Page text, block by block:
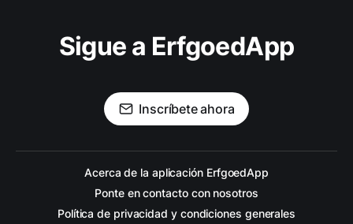
Sigue a ErfgoedApp
Inscríbete ahora
Acerca de la aplicación ErfgoedApp
Ponte en contacto con nosotros
Política de privacidad y condiciones generales